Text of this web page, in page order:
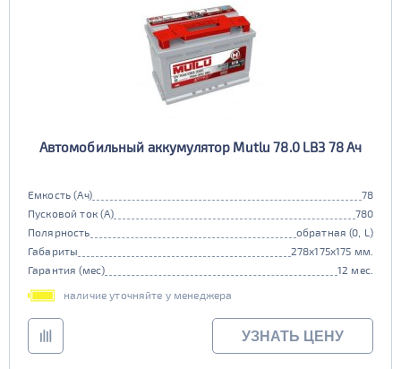
Автомобильный аккумулятор Mutlu 78.0 LB3 78 Ач
Емкость (Ач)
78
Пусковой ток (А)
780
Полярность
обратная (0, L)
Габариты
278x175x175 мм.
Гарантия (мес)
12 мес.
наличие уточняйте у менеджера
УЗНАТЬ ЦЕНУ